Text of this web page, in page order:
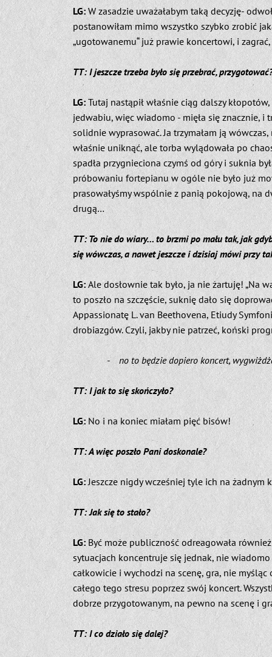
LG: W zasadzie uważałabym taką decyzję-
postanowiłam mimo wszystko szybko zrobić
„ugotowanemu“ już prawie koncertowi, i
TT: I jeszcze trzeba było się przebrać,
LG: Tutaj nastąpił właśnie ciąg dalszy
jedwabiu, więc wiadomo - mięła się znacznie, i
solidnie wyprasować. Ja trzymałam ją
właśnie uniknąć, ale torba wylądowała po
spadła przygnieciona czymś od góry i suknia
próbowaniu fortepianu w ogóle nie było już
prasowałyśmy wspólnie z panią pokojową, na
drugą…
TT: To nie do wiary… to brzmi po mału tak, jak
się wówczas, a nawet jeszcze i dzisiaj mówi przy
LG:Ale dosłownie tak było, ja nie żartuję! „Na
to poszło na szczęście, suknię dało się
Appassionatę L. van Beethovena, Etiudy
drobiazgów. Czyli, jakby nie patrzeć, koński
- no to będzie dopiero koncert,
TT: I jak to się skończyło?
LG: No i na koniec miałam pięć bisów!
TT: A więc poszło Pani doskonale?
LG:Jeszcze nigdy wcześniej tyle ich na żadnym
TT: Jak się to stało?
LG: Być może publiczność odreagowała
sytuacjach koncentruje się jednak, nie
całkowicie i wychodzi na scenę, gra, nie
całego tego stresu poprzez swój koncert.
dobrze przygotowanym, na pewno na scenę i
TT: I co działo się dalej?